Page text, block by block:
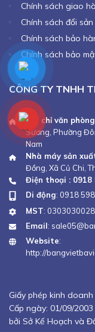
Chính sách giao
Chính sách đổi sản
Chính sách bảo
Chính sách bảo
CÔNG TY TNHH
Địa chỉ văn phòng
Sương, Phường
Nam
Nhà máy sản
Đồng, Xã Củ Chi,
Điện thoại : 0918
Di động: 0918
MST: 0303030028
Email:
Website:
http://
Giấy phép kinh doanh
Cấp ngày: 01/09/2003
bởi Sở Kế Hoạch và